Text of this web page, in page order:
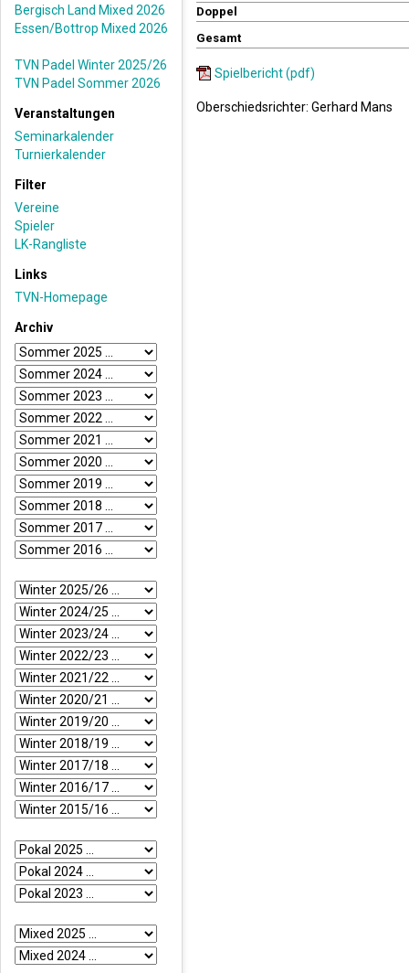
Bergisch Land Mixed 2026
Essen/Bottrop Mixed 2026
TVN Padel Winter 2025/26
TVN Padel Sommer 2026
Veranstaltungen
Seminarkalender
Turnierkalender
Filter
Vereine
Spieler
LK-Rangliste
Links
TVN-Homepage
Archiv
Doppel
Gesamt
Spielbericht (pdf)
Oberschiedsrichter: Gerhard Mans